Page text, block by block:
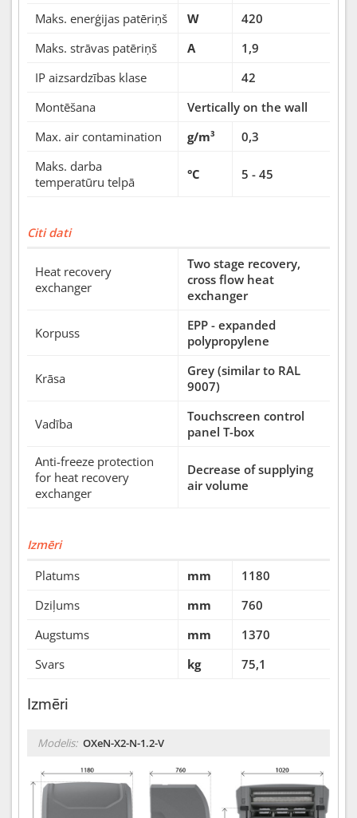
Maks. enerģijas patēriņš
W
420
Maks. strāvas patēriņš
A
1,9
IP aizsardzības klase
42
Montēšana
Vertically on the wall
Max. air contamination
g/m³
0,3
Maks. darba
temperatūru telpā
°C 5 - 45
Citi dati
Heat recovery
exchanger
Two stage recovery,
cross flow heat
exchanger
Korpuss
EPP - expanded
polypropylene
Krāsa
Grey (similar to RAL
9007)
Vadība
Touchscreen control
panel T-box
Anti-freeze protection
for heat recovery
exchanger
Decrease of supplying
air volume
Izmēri
Platums
mm
1180
Dziļums
mm
760
Augstums
mm
1370
Svars
kg 75,1
Izmēri
Modelis: OXeN-X2-N-1.2-V